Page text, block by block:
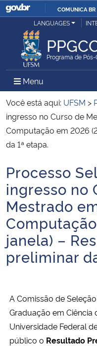
COMUNICA BR
Ministério da Justiça e Segurança
Ministério da Defesa
Ministério das Relações Exteriores
Ministério da Economia
Ministério da Infraestrutura
Ministério da Agricultura,
Ministério da Educação
Ministério da Cidadania
Ministério da Saúde
Ministério da Ciência,
Ministério do Meio Ambiente
LANGUAGES
Programa de
Menu Menu
Você está aqui: UFSM >
ingresso no Curso de
Computação em 2026
da 1ª etapa.
Início do conteúdo
Processo
ingresso no
Mestrado
janela) –
preliminar
A Comissão de
Graduação em Ciência
Universidade Federal
público o Resultado